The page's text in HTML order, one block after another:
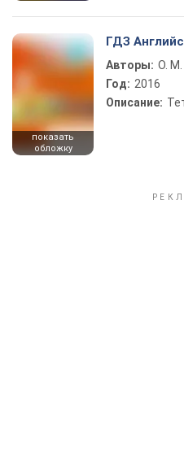
показать
обложку
ГДЗ
Авторы: О. М.
Год: 2016
Описание: